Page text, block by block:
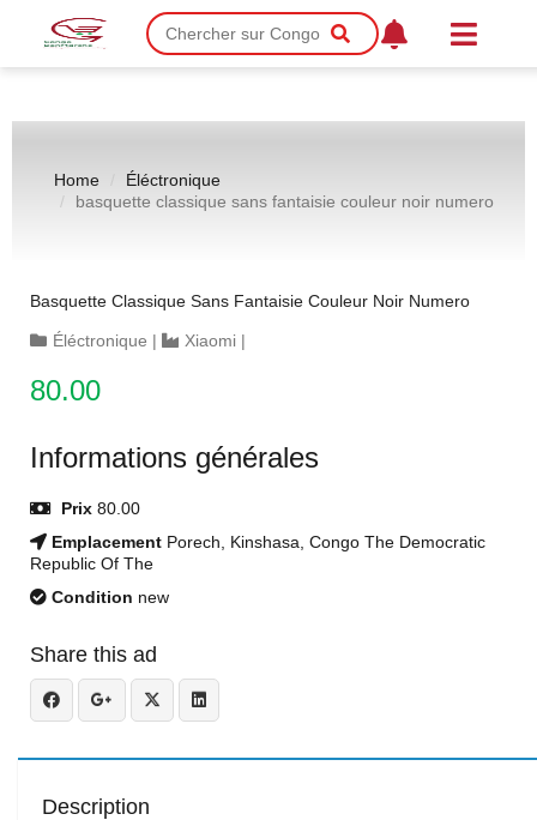
Home
Éléctronique
basquette classique sans fantaisie couleur noir numero
Basquette Classique Sans Fantaisie Couleur Noir Numero
Éléctronique | Xiaomi |
80.00
Informations générales
Prix 80.00
Emplacement Porech, Kinshasa, Congo The Democratic
Republic Of The
Condition new
Share this ad
Description